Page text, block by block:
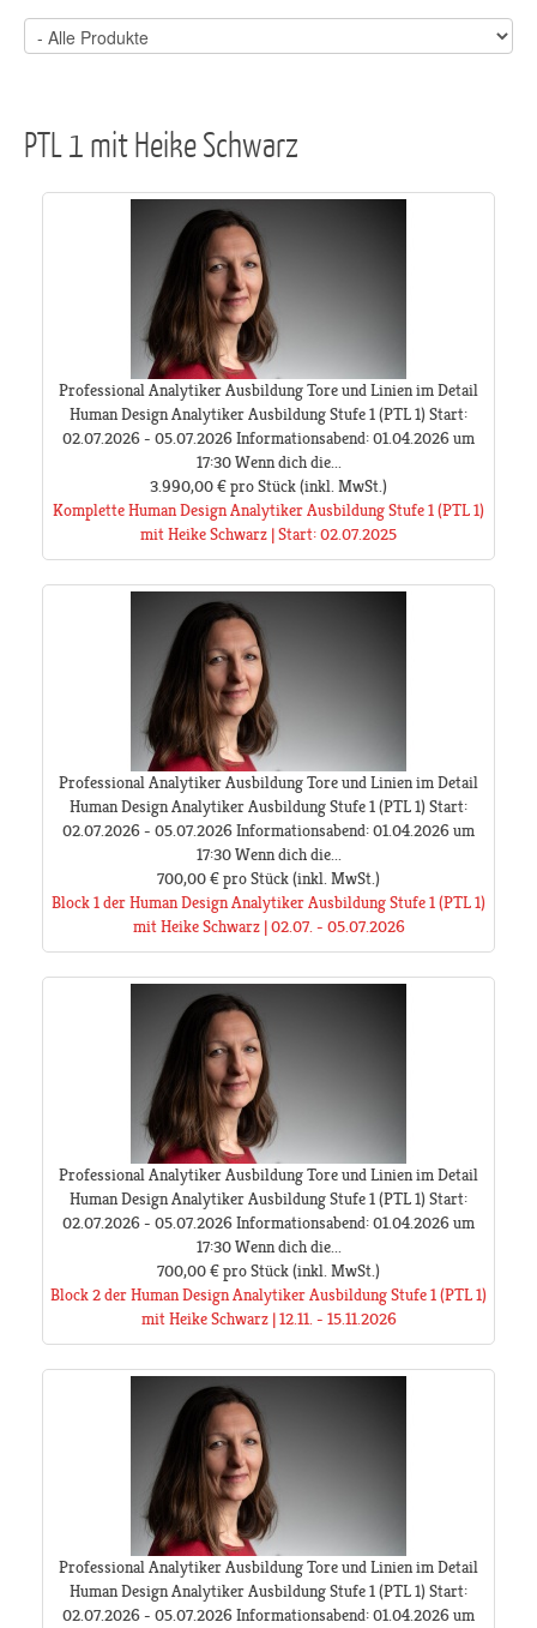
PTL 1 mit Heike Schwarz
Professional Analytiker Ausbildung Tore und Linien im Detail
Human Design Analytiker Ausbildung Stufe 1 (PTL 1) Start:
02.07.2026 - 05.07.2026 Informationsabend: 01.04.2026 um
17:30 Wenn dich die...
3.990,00 €pro Stück(inkl. MwSt.)
Komplette Human Design Analytiker Ausbildung Stufe 1 (PTL 1)
mit Heike Schwarz | Start: 02.07.2025
Professional Analytiker Ausbildung Tore und Linien im Detail
Human Design Analytiker Ausbildung Stufe 1 (PTL 1) Start:
02.07.2026 - 05.07.2026 Informationsabend: 01.04.2026 um
17:30 Wenn dich die...
700,00 €pro Stück(inkl. MwSt.)
Block 1 der Human Design Analytiker Ausbildung Stufe 1 (PTL 1)
mit Heike Schwarz | 02.07. - 05.07.2026
Professional Analytiker Ausbildung Tore und Linien im Detail
Human Design Analytiker Ausbildung Stufe 1 (PTL 1) Start:
02.07.2026 - 05.07.2026 Informationsabend: 01.04.2026 um
17:30 Wenn dich die...
700,00 €pro Stück(inkl. MwSt.)
Block 2 der Human Design Analytiker Ausbildung Stufe 1 (PTL 1)
mit Heike Schwarz | 12.11. - 15.11.2026
Professional Analytiker Ausbildung Tore und Linien im Detail
Human Design Analytiker Ausbildung Stufe 1 (PTL 1) Start:
02.07.2026 - 05.07.2026 Informationsabend: 01.04.2026 um